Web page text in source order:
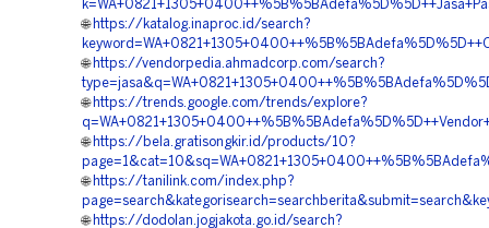
🌐 https://katalog.inaproc.id/search?
🌐 https://vendorpedia.ahmadcorp.com/search?
🌐 https://trends.google.com/trends/explore?
🌐 https://bela.gratisongkir.id/products/10?
🌐 https://tanilink.com/index.php?
🌐 https://dodolan.jogjakota.go.id/search?